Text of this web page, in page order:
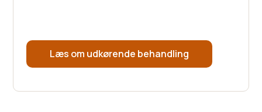
Læs om udkørende behandling